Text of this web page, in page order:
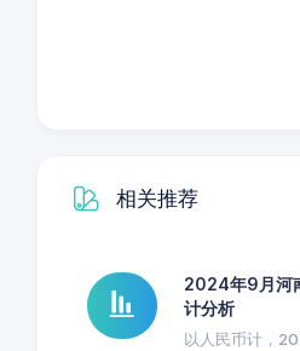
相关推荐
2024年9月河
计分析
以人民币计，